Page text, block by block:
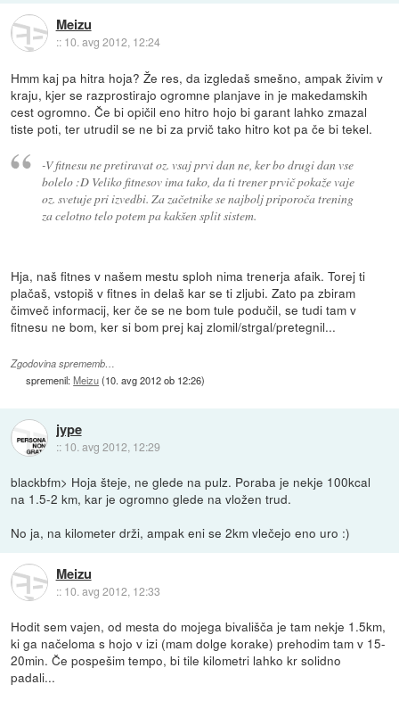
Meizu
:: 10. avg 2012, 12:24
Hmm kaj pa hitra hoja? Že res, da izgledaš smešno, ampak živim v
kraju, kjer se razprostirajo ogromne planjave in je makedamskih
cest ogromno. Če bi opičil eno hitro hojo bi garant lahko zmazal
tiste poti, ter utrudil se ne bi za prvič tako hitro kot pa če bi tekel.
-V fitnesu ne pretiravat oz. vsaj prvi dan ne, ker bo drugi dan vse
bolelo :D Veliko fitnesov ima tako, da ti trener prvič pokaže vaje
oz. svetuje pri izvedbi. Za začetnike se najbolj priporoča trening
za celotno telo potem pa kakšen split sistem.
Hja, naš fitnes v našem mestu sploh nima trenerja afaik. Torej ti
plačaš, vstopiš v fitnes in delaš kar se ti zljubi. Zato pa zbiram
čimveč informacij, ker če se ne bom tule podučil, se tudi tam v
fitnesu ne bom, ker si bom prej kaj zlomil/strgal/pretegnil...
Zgodovina sprememb…
spremenil:Meizu(10. avg 2012 ob 12:26)
jype
:: 10. avg 2012, 12:29
blackbfm> Hoja šteje, ne glede na pulz. Poraba je nekje 100kcal
na 1.5-2 km, kar je ogromno glede na vložen trud.
No ja, na kilometer drži, ampak eni se 2km vlečejo eno uro :)
Meizu
:: 10. avg 2012, 12:33
Hodit sem vajen, od mesta do mojega bivališča je tam nekje 1.5km,
ki ga načeloma s hojo v izi (mam dolge korake) prehodim tam v 15-
20min. Če pospešim tempo, bi tile kilometri lahko kr solidno
padali...